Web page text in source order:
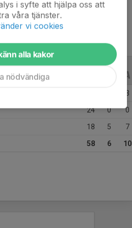
3
24 0 0
18 5 7
58 6 10
i syfte att hjälpa oss att
våra tjänster.
vi cookies
alla kakor
nödvändiga